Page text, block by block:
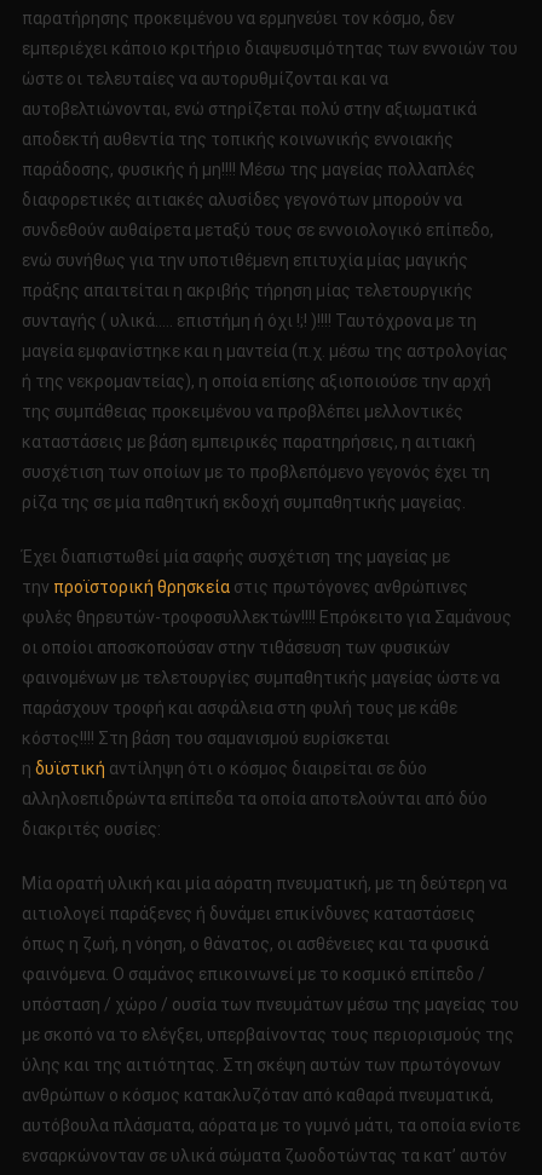
παρατήρησης προκειμένου να ερμηνεύει τον κόσμο, δεν
εμπεριέχει κάποιο κριτήριο διαψευσιμότητας των εννοιών του
ώστε οι τελευταίες να αυτορυθμίζονται και να
αυτοβελτιώνονται, ενώ στηρίζεται πολύ στην αξιωματικά
αποδεκτή αυθεντία της τοπικής κοινωνικής εννοιακής
παράδοσης, φυσικής ή μη!!!! Μέσω της μαγείας πολλαπλές
διαφορετικές αιτιακές αλυσίδες γεγονότων μπορούν να
συνδεθούν αυθαίρετα μεταξύ τους σε εννοιολογικό επίπεδο,
ενώ συνήθως για την υποτιθέμενη επιτυχία μίας μαγικής
πράξης απαιτείται η ακριβής τήρηση μίας τελετουργικής
συνταγής ( υλικά….. επιστήμη ή όχι !;! )!!!! Ταυτόχρονα με τη
μαγεία εμφανίστηκε και η μαντεία (π.χ. μέσω της αστρολογίας
ή της νεκρομαντείας), η οποία επίσης αξιοποιούσε την αρχή
της συμπάθειας προκειμένου να προβλέπει μελλοντικές
καταστάσεις με βάση εμπειρικές παρατηρήσεις, η αιτιακή
συσχέτιση των οποίων με το προβλεπόμενο γεγονός έχει τη
ρίζα της σε μία παθητική εκδοχή συμπαθητικής μαγείας.
Έχει διαπιστωθεί μία σαφής συσχέτιση της μαγείας με
την προϊστορική θρησκείαστις πρωτόγονες ανθρώπινες
φυλές θηρευτών-τροφοσυλλεκτών!!!! Επρόκειτο για Σαμάνους
οι οποίοι αποσκοπούσαν στην τιθάσευση των φυσικών
φαινομένων με τελετουργίες συμπαθητικής μαγείας ώστε να
παράσχουν τροφή και ασφάλεια στη φυλή τους με κάθε
κόστος!!!! Στη βάση του σαμανισμού ευρίσκεται
η δυϊστική αντίληψη ότι ο κόσμος διαιρείται σε δύο
αλληλοεπιδρώντα επίπεδα τα οποία αποτελούνται από δύο
διακριτές ουσίες:
Μία ορατή υλική και μία αόρατη πνευματική, με τη δεύτερη να
αιτιολογεί παράξενες ή δυνάμει επικίνδυνες καταστάσεις
όπως η ζωή, η νόηση, ο θάνατος, οι ασθένειες και τα φυσικά
φαινόμενα. Ο σαμάνος επικοινωνεί με το κοσμικό επίπεδο /
υπόσταση / χώρο / ουσία των πνευμάτων μέσω της μαγείας του
με σκοπό να το ελέγξει, υπερβαίνοντας τους περιορισμούς της
ύλης και της αιτιότητας. Στη σκέψη αυτών των πρωτόγονων
ανθρώπων ο κόσμος κατακλυζόταν από καθαρά πνευματικά,
αυτόβουλα πλάσματα, αόρατα με το γυμνό μάτι, τα οποία ενίοτε
ενσαρκώνονταν σε υλικά σώματα ζωοδοτώντας τα κατ’ αυτόν